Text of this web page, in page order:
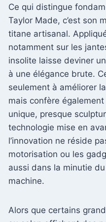
Ce qui distingue
Taylor Made, c’est son
titane artisanal.
notamment sur les
insolite laisse deviner
à une élégance brute.
seulement à améliorer
mais confère
unique, presque
technologie mise en
l’innovation ne réside
motorisation ou les
aussi dans la minutie
machine.
Alors que certains